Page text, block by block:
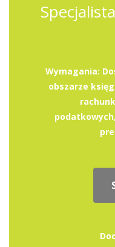
Wymagania:
obszarze